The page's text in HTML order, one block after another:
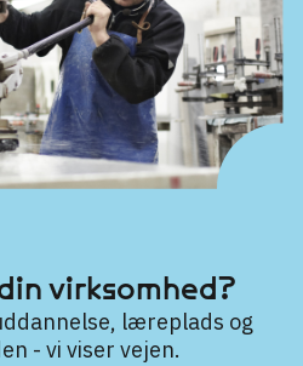
virksomhed?
læreplads og
- vi viser vejen.